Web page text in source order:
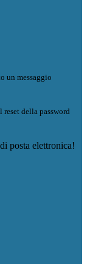
un messaggio
della password
posta elettronica!